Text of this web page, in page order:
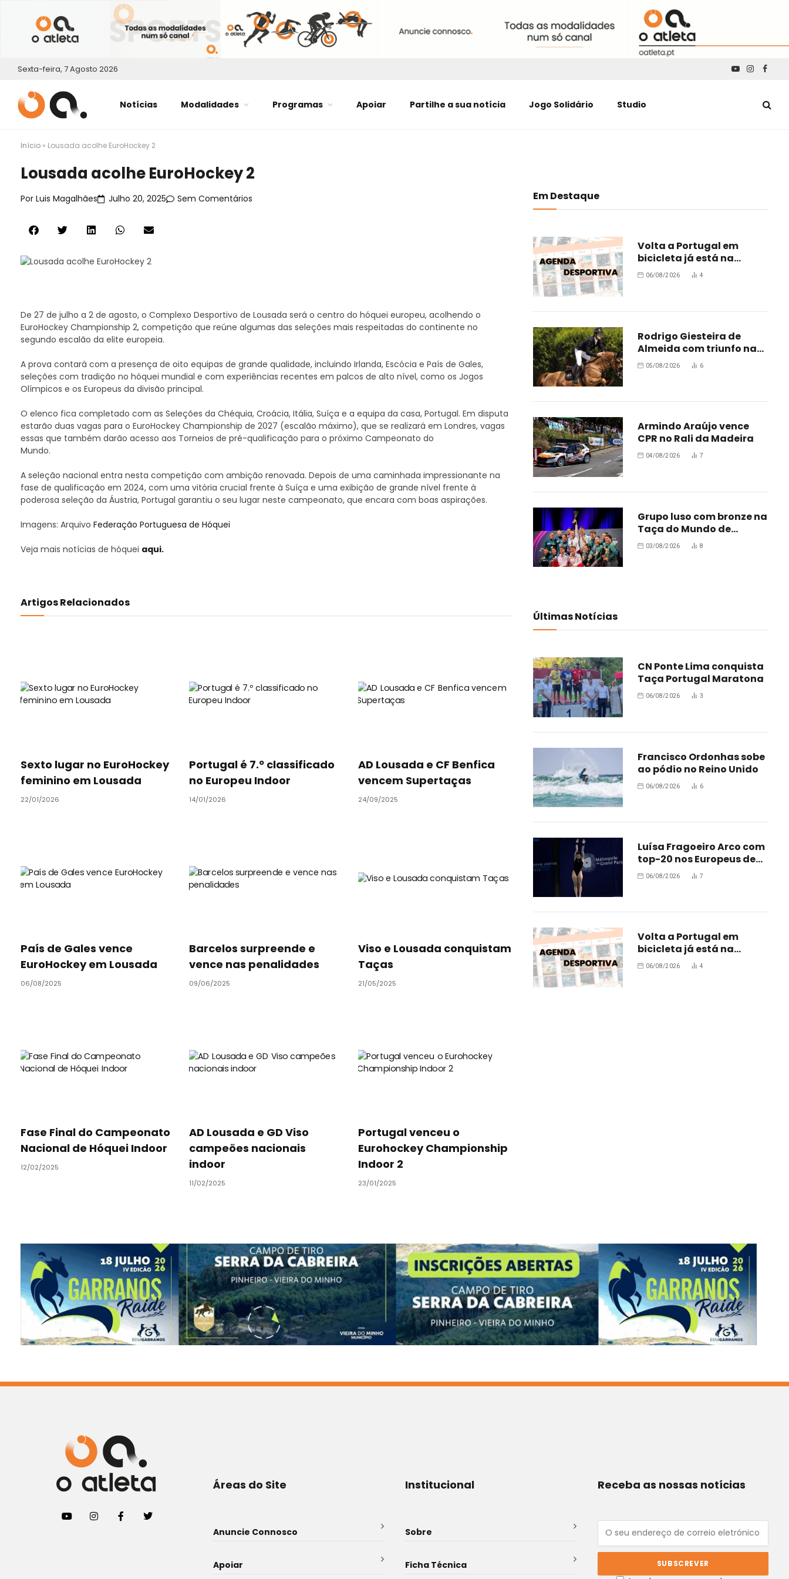
Sexta-feira, 7 Agosto 2026 YouTube
Notícias Modalidades Programas Apoiar Partilhe a sua notícia Jogo Solidário Studio
Início » Lousada acolhe EuroHockey 2
Lousada acolhe EuroHockey 2
Por Luis Magalhães Julho 20, 2025 Sem Comentários
De 27 de julho a 2 de agosto, o Complexo Desportivo de Lousada será o centro do hóquei europeu, acolhendo o
EuroHockey Championship 2, competição que reúne algumas das seleções mais respeitadas do continente no
segundo escalão da elite europeia.
A prova contará com a presença de oito equipas de grande qualidade, incluindo Irlanda, Escócia e País de Gales,
seleções com tradição no hóquei mundial e com experiências recentes em palcos de alto nível, como os Jogos
Olímpicos e os Europeus da divisão principal.
O elenco fica completado com as Seleções da Chéquia, Croácia, Itália, Suíça e a equipa da casa, Portugal. Em disputa
estarão duas vagas para o EuroHockey Championship de 2027 (escalão máximo), que se realizará em Londres, vagas
essas que também darão acesso aos Torneios de pré-qualificação para o próximo Campeonato do
Mundo.
A seleção nacional entra nesta competição com ambição renovada. Depois de uma caminhada impressionante na
fase de qualificação em 2024, com uma vitória crucial frente à Suíça e uma exibição de grande nível frente à
poderosa seleção da Áustria, Portugal garantiu o seu lugar neste campeonato, que encara com boas aspirações.
Imagens: Arquivo Federação Portuguesa de Hóquei
Veja mais notícias de hóquei aqui.
Artigos Relacionados
Sexto lugar no EuroHockey
feminino em Lousada
22/01/2026
Portugal é 7.º classificado
no Europeu Indoor
14/01/2026
AD Lousada e CF Benfica
vencem Supertaças
24/09/2025
País de Gales vence
EuroHockey em Lousada
06/08/2025
Barcelos surpreende e
vence nas penalidades
09/06/2025
Viso e Lousada conquistam
Taças
21/05/2025
Fase Final do Campeonato
Nacional de Hóquei Indoor
12/02/2025
AD Lousada e GD Viso
campeões nacionais
indoor
11/02/2025
Portugal venceu o
Eurohockey Championship
Indoor 2
23/01/2025
Em Destaque
Volta a Portugal em
bicicleta já está na
estrada
06/08/2026 4
Rodrigo Giesteira de
Almeida com triunfo na
Bélgica
05/08/2026 6
Armindo Araújo vence
CPR no Rali da Madeira
04/08/2026 7
Grupo luso com bronze na
Taça do Mundo de
Oradea
03/08/2026 8
Últimas Notícias
CN Ponte Lima conquista
Taça Portugal Maratona
06/08/2026 3
Francisco Ordonhas sobe
ao pódio no Reino Unido
06/08/2026 6
Luísa Fragoeiro Arco com
top-20 nos Europeus de
Paris
06/08/2026 7
Volta a Portugal em
bicicleta já está na
estrada
06/08/2026 4
Áreas do Site
Anuncie Connosco
Apoiar
Institucional
Sobre
Ficha Técnica
Receba as nossas notícias